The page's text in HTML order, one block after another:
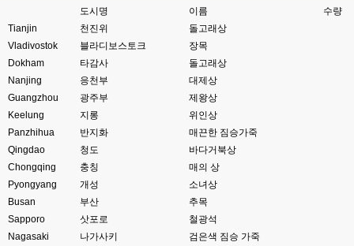
도시명 이름
수량
Tianjin
천진위
돌고래상
Vladivostok
블라디보스토크
장목
Dokham
타감사
돌고래상
Nanjing
응천부
대제상
Guangzhou
광주부
제왕상
Keelung
지롱
위인상
Panzhihua
반지화
매끈한 짐승가죽
Qingdao
청도
바다거북상
Chongqing
충칭
매의 상
Pyongyang
개성
소녀상
Busan
부산
추목
Sapporo
삿포로
철광석
Nagasaki
나가사키
검은색 짐승 가죽
워드프레스는 영 손에 안맞고 ..
고게임77
이거 아직 xe1인가용
esils
네
이쪽 사이트는 웹호스팅 php5.5버전쪽 ,,
고게임77
라이믹스나 xe1이나 똑같은거같은데용 ㅎ-ㅎ;;; 중요한 데이트가있으면 옴기
고게임77
아 ~~~